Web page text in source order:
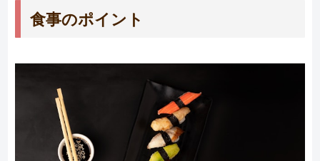
食事のポイント